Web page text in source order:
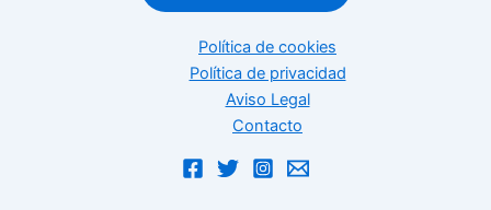
Política de cookies
Política de privacidad
Aviso Legal
Contacto